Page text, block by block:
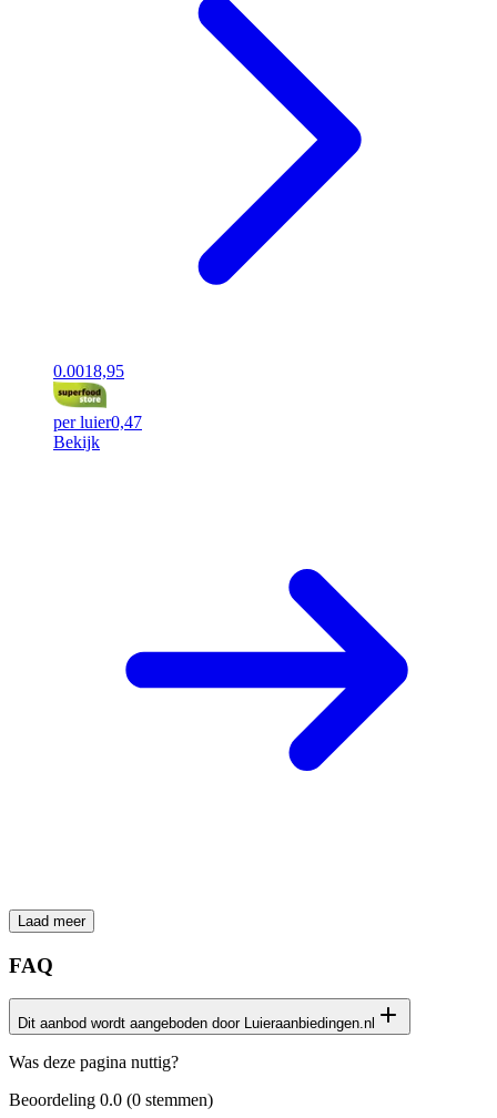
0.0018,95
per luier0,47
Bekijk
Laad meer
FAQ
Dit aanbod wordt aangeboden door Luieraanbiedingen.nl
Het productaanbod op deze pagina is afkomstig van onze
Was deze pagina nuttig?
Beoordeling 0.0 (0 stemmen)